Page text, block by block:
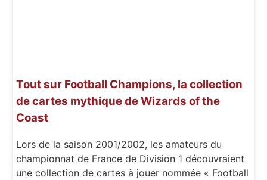
Tout sur Football Champions, la collection
de cartes mythique de Wizards of the
Coast
Lors de la saison 2001/2002, les amateurs du
championnat de France de Division 1 découvraient
une collection de cartes à jouer nommée « Football